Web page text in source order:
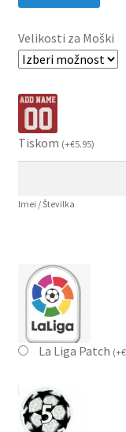
Velikosti za Moški
Tiskom (+€5.95)
Imei / Številka
La Liga Patch (+€